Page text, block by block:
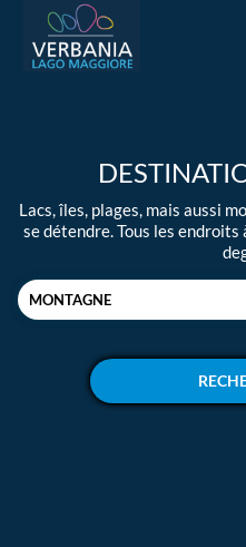
Comment se
Office du tourisme
Besoin d'aide?
Accédez au site
Lacs, îles, plages, mais aussi
se détendre. Tous les
MONTAGNE